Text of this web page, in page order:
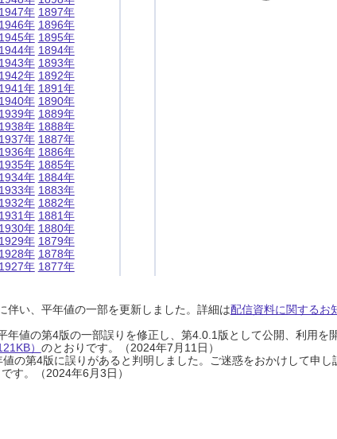
1947年
1946年
1945年
1944年
1943年
1942年
1941年
1940年
1939年
1938年
1937年
1936年
1935年
1934年
1933年
1932年
1931年
1930年
1929年
1928年
1927年
1897年
1896年
1895年
1894年
1893年
1892年
1891年
1890年
1889年
1888年
1887年
1886年
1885年
1884年
1883年
1882年
1881年
1880年
1879年
1878年
1877年
伴い、平年値の一部を更新しました。詳細は配信資料に関するお
年値の第4版の一部誤りを修正し、第4.0.1版として公開、利用を
） のとおりです。（2024年7月11日）
の第4版に誤りがあると判明しました。ご迷惑をおかけして申し
す。（2024年6月3日）